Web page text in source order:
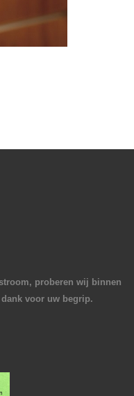
proberen wij binnen
voor uw begrip.